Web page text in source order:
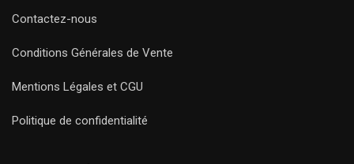
Contactez-nous
Conditions Générales de Vente
Mentions Légales et CGU
Politique de confidentialité